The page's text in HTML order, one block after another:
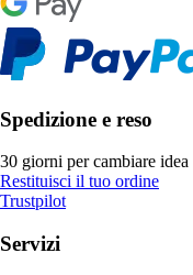
Spedizione e reso
30 giorni per cambiare idea
Restituisci il tuo ordine
Trustpilot
Servizi